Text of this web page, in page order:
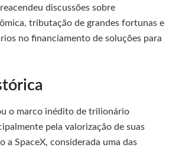
discussões sobre
tributação de grandes fortunas e
no financiamento de soluções para
o marco inédito de trilionário
pela valorização de suas
a SpaceX, considerada uma das